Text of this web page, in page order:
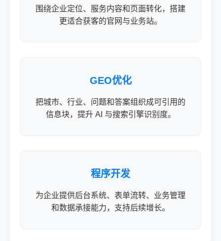
围绕企业定位、服务内容和页面转化，搭建
更适合获客的官网与业务站。
GEO优化
把城市、行业、问题和答案组织成可引用的
信息块，提升 AI 与搜索引擎识别度。
程序开发
为企业提供后台系统、表单流转、业务管理
和数据承接能力，支持后续增长。